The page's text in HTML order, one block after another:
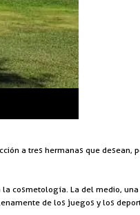
a tres hermanas que desean,
cosmetología. La del medio,
de los juegos y los